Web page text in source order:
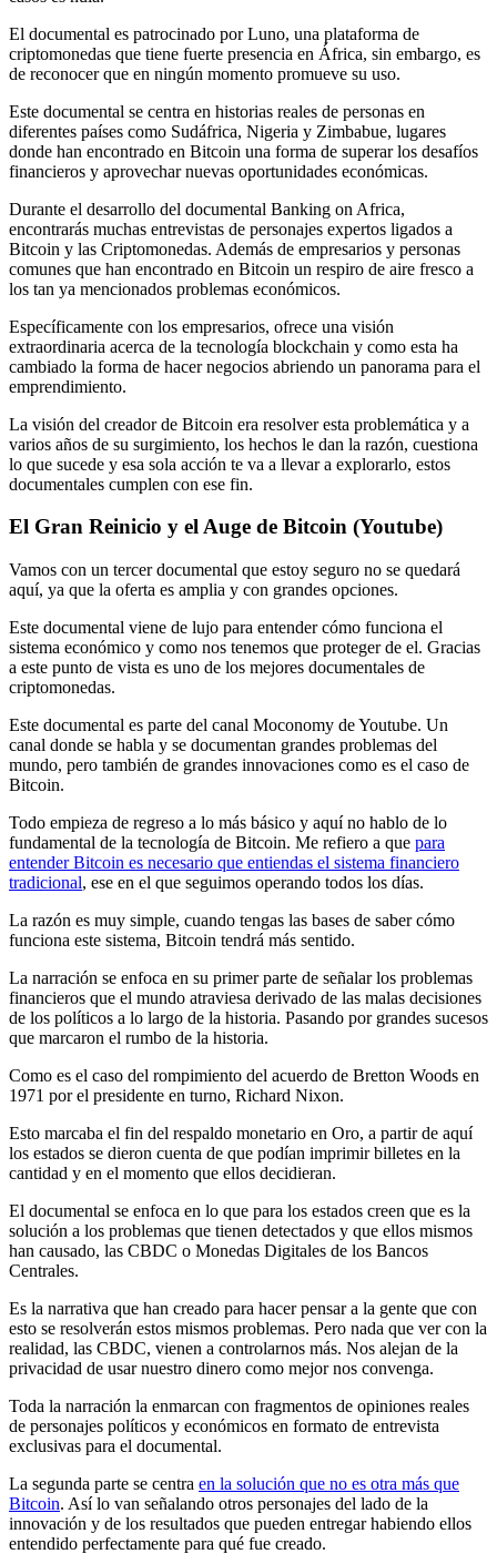
El documental es patrocinado por Luno, una plataforma de
criptomonedas que tiene fuerte presencia en África, sin embargo, es
de reconocer que en ningún momento promueve su uso.
Este documental se centra en historias reales de personas en
diferentes países como Sudáfrica, Nigeria y Zimbabue, lugares
donde han encontrado en Bitcoin una forma de superar los desafíos
financieros y aprovechar nuevas oportunidades económicas.
Durante el desarrollo del documental Banking on Africa,
encontrarás muchas entrevistas de personajes expertos ligados a
Bitcoin y las Criptomonedas. Además de empresarios y personas
comunes que han encontrado en Bitcoin un respiro de aire fresco a
los tan ya mencionados problemas económicos.
Específicamente con los empresarios, ofrece una visión
extraordinaria acerca de la tecnología blockchain y como esta ha
cambiado la forma de hacer negocios abriendo un panorama para el
emprendimiento.
La visión del creador de Bitcoin era resolver esta problemática y a
varios años de su surgimiento, los hechos le dan la razón, cuestiona
lo que sucede y esa sola acción te va a llevar a explorarlo, estos
documentales cumplen con ese fin.
El Gran Reinicio y el Auge de Bitcoin (Youtube)
Vamos con un tercer documental que estoy seguro no se quedará
aquí, ya que la oferta es amplia y con grandes opciones.
Este documental viene de lujo para entender cómo funciona el
sistema económico y como nos tenemos que proteger de el. Gracias
a este punto de vista es uno de los mejores documentales de
criptomonedas.
Este documental es parte del canal Moconomy de Youtube. Un
canal donde se habla y se documentan grandes problemas del
mundo, pero también de grandes innovaciones como es el caso de
Bitcoin.
Todo empieza de regreso a lo más básico y aquí no hablo de lo
fundamental de la tecnología de Bitcoin. Me refiero a que para
entender Bitcoin es necesario que entiendas el sistema financiero
tradicional, ese en el que seguimos operando todos los días.
La razón es muy simple, cuando tengas las bases de saber cómo
funciona este sistema, Bitcoin tendrá más sentido.
La narración se enfoca en su primer parte de señalar los problemas
financieros que el mundo atraviesa derivado de las malas decisiones
de los políticos a lo largo de la historia. Pasando por grandes sucesos
que marcaron el rumbo de la historia.
Como es el caso del rompimiento del acuerdo de Bretton Woods en
1971 por el presidente en turno, Richard Nixon.
Esto marcaba el fin del respaldo monetario en Oro, a partir de aquí
los estados se dieron cuenta de que podían imprimir billetes en la
cantidad y en el momento que ellos decidieran.
El documental se enfoca en lo que para los estados creen que es la
solución a los problemas que tienen detectados y que ellos mismos
han causado, las CBDC o Monedas Digitales de los Bancos
Centrales.
Es la narrativa que han creado para hacer pensar a la gente que con
esto se resolverán estos mismos problemas. Pero nada que ver con la
realidad, las CBDC, vienen a controlarnos más. Nos alejan de la
privacidad de usar nuestro dinero como mejor nos convenga.
Toda la narración la enmarcan con fragmentos de opiniones reales
de personajes políticos y económicos en formato de entrevista
exclusivas para el documental.
La segunda parte se centra en la solución que no es otra más que
Bitcoin. Así lo van señalando otros personajes del lado de la
innovación y de los resultados que pueden entregar habiendo ellos
entendido perfectamente para qué fue creado.